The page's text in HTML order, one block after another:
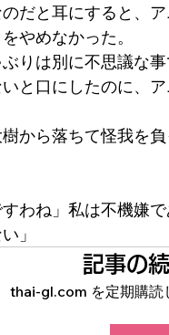
だと耳にすると、
やめなかった。
りは別に不思議な事
と口にしたのに、
ら落ちて怪我を負
すわね」私は不機嫌
」
記事の
thai-gl.com を定期購読